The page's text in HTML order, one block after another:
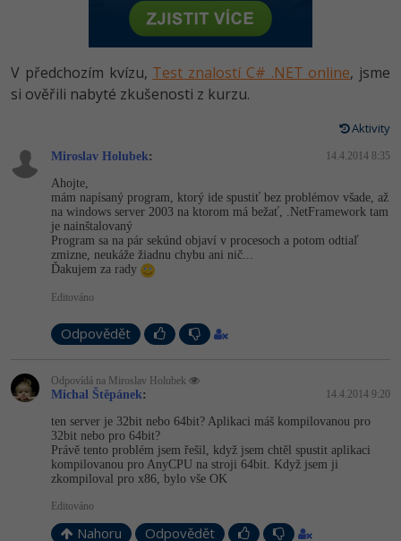
HTML5, CSS3, Bootstrap, SEO
SQL a databáze
UML a návrhové vzory
React
Spring
Django
JavaScript
HTML / CSS
UML a návrhové vzory
MySQL/MariaDB
SQLite
Vývojář mobilních aplikací
C# Game developer
Systémový administrátor
Grafik / UX/UI návrhář
3D grafik
Projektový manažer
Databázový analytik
Copywriter
WordPress specialista
Python -80%
-80%
PHP -80%
Kotlin -80%
C -80%
Návrh SW -80%
Algoritmy -41%
Umělá inteligence (AI) -10%
Pro děti
V předchozím kvízu, Test znalostí C# .NET online, jsme
si ověřili nabyté zkušenosti z kurzu.
Aktivity
Miroslav Holubek: 14.4.2014 8:35
Ahojte,
mám napísaný program, ktorý ide spustiť bez problémov všade, až
na windows server 2003 na ktorom má bežať, .NetFramework tam
je nainštalovaný
Program sa na pár sekúnd objaví v procesoch a potom odtiaľ
zmizne, neukáže žiadnu chybu ani nič...
Ďakujem za rady
Editováno
Odpovědět
Odpovídá na Miroslav Holubek
Michal Štěpánek: 14.4.2014 9:20
ten server je 32bit nebo 64bit? Aplikaci máš kompilovanou pro
32bit nebo pro 64bit?
Právě tento problém jsem řešil, když jsem chtěl spustit aplikaci
kompilovanou pro AnyCPU na stroji 64bit. Když jsem ji
zkompiloval pro x86, bylo vše OK
Editováno
Nahoru Odpovědět